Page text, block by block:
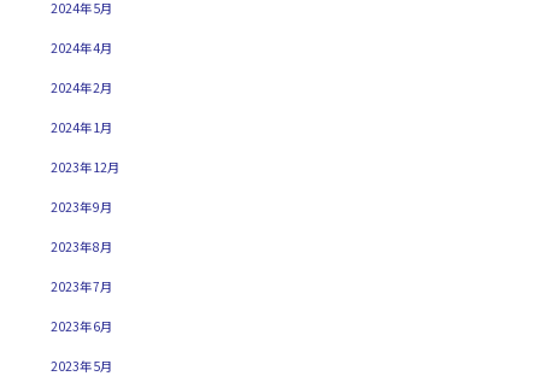
2024年5月
2024年4月
2024年2月
2024年1月
2023年12月
2023年9月
2023年8月
2023年7月
2023年6月
2023年5月